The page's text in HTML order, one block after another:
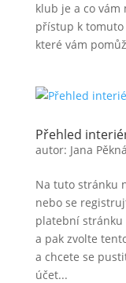
klub je a co
přístup k tomuto
které vám
Přehled
autor: Jana Pěkná
Na tuto stránku
nebo se
platební
a pak zvolte
a chcete se
účet...